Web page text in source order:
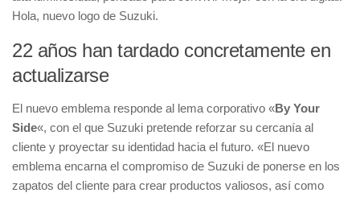
Hola, nuevo logo de Suzuki.
22 años han tardado concretamente en
actualizarse
El nuevo emblema responde al lema corporativo «By Your
Side«, con el que Suzuki pretende reforzar su cercanía al
cliente y proyectar su identidad hacia el futuro. «El nuevo
emblema encarna el compromiso de Suzuki de ponerse en los
zapatos del cliente para crear productos valiosos, así como